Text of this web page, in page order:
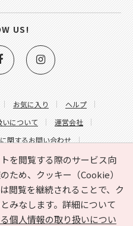
を閲覧する際のサービス向
ため、クッキー（Cookie）
閲覧を継続されることで、ク
みなします。詳細について
個人情報の取り扱いについ
お気に入り
ヘルプ
について
運営会社
関するお問い合わせ
るお問い合わせ
US!